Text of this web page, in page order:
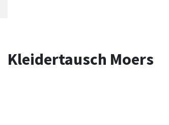
Kleidertausch Moers